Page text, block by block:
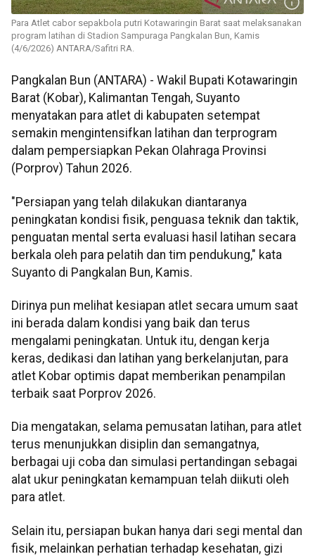
Para Atlet cabor sepakbola putri Kotawaringin Barat saat melaksanakan
program latihan di Stadion Sampuraga Pangkalan Bun, Kamis
(4/6/2026) ANTARA/Safitri RA.
Pangkalan Bun (ANTARA) - Wakil Bupati Kotawaringin
Barat (Kobar), Kalimantan Tengah, Suyanto
menyatakan para atlet di kabupaten setempat
semakin mengintensifkan latihan dan terprogram
dalam pempersiapkan Pekan Olahraga Provinsi
(Porprov) Tahun 2026.
"Persiapan yang telah dilakukan diantaranya
peningkatan kondisi fisik, penguasa teknik dan taktik,
penguatan mental serta evaluasi hasil latihan secara
berkala oleh para pelatih dan tim pendukung," kata
Suyanto di Pangkalan Bun, Kamis.
Dirinya pun melihat kesiapan atlet secara umum saat
ini berada dalam kondisi yang baik dan terus
mengalami peningkatan. Untuk itu, dengan kerja
keras, dedikasi dan latihan yang berkelanjutan, para
atlet Kobar optimis dapat memberikan penampilan
terbaik saat Porprov 2026.
Dia mengatakan, selama pemusatan latihan, para atlet
terus menunjukkan disiplin dan semangatnya,
berbagai uji coba dan simulasi pertandingan sebagai
alat ukur peningkatan kemampuan telah diikuti oleh
para atlet.
Selain itu, persiapan bukan hanya dari segi mental dan
fisik, melainkan perhatian terhadap kesehatan, gizi